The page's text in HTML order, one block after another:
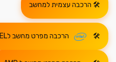
הרכבה עצמית למחשב
הרכבה מפרט מחשב לINTEL